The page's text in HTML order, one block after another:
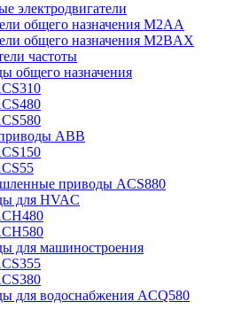
электродвигатели
общего назначения M2AA
общего назначения M2BAX
частоты
общего назначения
ABB
приводы ACS880
для HVAC
для машиностроения
для водоснабжения ACQ580